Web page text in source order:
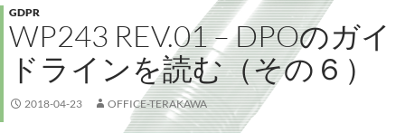
テ
ン
ツ
ス
キ
GDPR
WP243 REV.01 – DPOのガイ
ドラインを読む（その６）
2018-04-23 OFFICE-TERAKAWA